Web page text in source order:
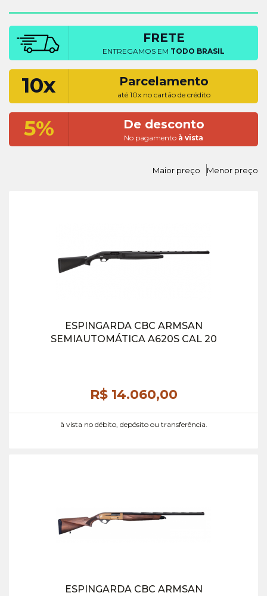
FRETE
ENTREGAMOS EM TODO BRASIL
10x Parcelamento
até 10x no cartão de crédito
5% De desconto
No pagamento à vista
Maior preço Menor preço
ESPINGARDA CBC ARMSAN
SEMIAUTOMÁTICA A620S CAL 20
R$ 14.060,00
à vista no débito, depósito ou transferência.
ESPINGARDA CBC ARMSAN